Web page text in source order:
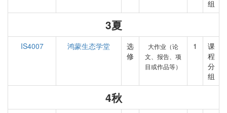
组
3夏
IS4007 鸿蒙生态学堂
选
修
大作业（论
文、报告、项
目或作品等）
1
课
程
分
组
4秋